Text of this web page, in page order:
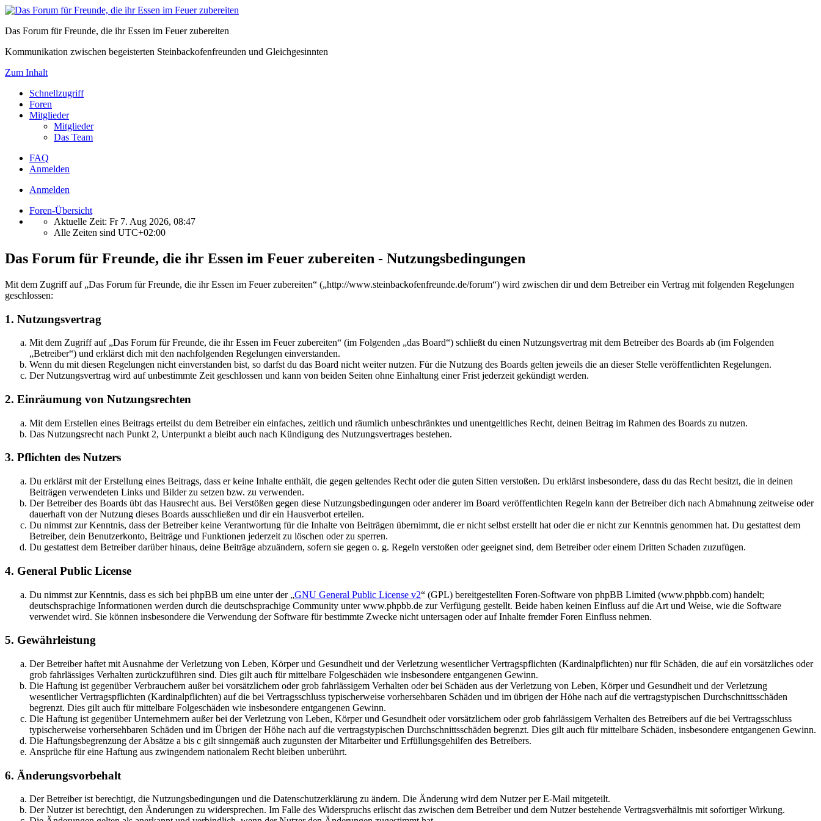
Das Forum für Freunde, die ihr Essen im Feuer zubereiten
Kommunikation zwischen begeisterten Steinbackofenfreunden und Gleichgesinnten
Zum Inhalt
Schnellzugriff
Foren
Mitglieder
Mitglieder
Das Team
FAQ
Anmelden
Anmelden
Foren-Übersicht
Aktuelle Zeit: Fr 7. Aug 2026, 08:47
Alle Zeiten sind UTC+02:00
Das Forum für Freunde, die ihr Essen im Feuer zubereiten - Nutzungsbedingungen
Mit dem Zugriff auf „Das Forum für Freunde, die ihr Essen im Feuer zubereiten“ („http://www.steinbackofenfreunde.de/forum“) wird zwischen dir und dem Betreiber ein Vertrag mit folgenden Regelungen
geschlossen:
1. Nutzungsvertrag
Mit dem Zugriff auf „Das Forum für Freunde, die ihr Essen im Feuer zubereiten“ (im Folgenden „das Board“) schließt du einen Nutzungsvertrag mit dem Betreiber des Boards ab (im Folgenden
„Betreiber“) und erklärst dich mit den nachfolgenden Regelungen einverstanden.
Wenn du mit diesen Regelungen nicht einverstanden bist, so darfst du das Board nicht weiter nutzen. Für die Nutzung des Boards gelten jeweils die an dieser Stelle veröffentlichten Regelungen.
Der Nutzungsvertrag wird auf unbestimmte Zeit geschlossen und kann von beiden Seiten ohne Einhaltung einer Frist jederzeit gekündigt werden.
2. Einräumung von Nutzungsrechten
Mit dem Erstellen eines Beitrags erteilst du dem Betreiber ein einfaches, zeitlich und räumlich unbeschränktes und unentgeltliches Recht, deinen Beitrag im Rahmen des Boards zu nutzen.
Das Nutzungsrecht nach Punkt 2, Unterpunkt a bleibt auch nach Kündigung des Nutzungsvertrages bestehen.
3. Pflichten des Nutzers
Du erklärst mit der Erstellung eines Beitrags, dass er keine Inhalte enthält, die gegen geltendes Recht oder die guten Sitten verstoßen. Du erklärst insbesondere, dass du das Recht besitzt, die in deinen
Beiträgen verwendeten Links und Bilder zu setzen bzw. zu verwenden.
Der Betreiber des Boards übt das Hausrecht aus. Bei Verstößen gegen diese Nutzungsbedingungen oder anderer im Board veröffentlichten Regeln kann der Betreiber dich nach Abmahnung zeitweise oder
dauerhaft von der Nutzung dieses Boards ausschließen und dir ein Hausverbot erteilen.
Du nimmst zur Kenntnis, dass der Betreiber keine Verantwortung für die Inhalte von Beiträgen übernimmt, die er nicht selbst erstellt hat oder die er nicht zur Kenntnis genommen hat. Du gestattest dem
Betreiber, dein Benutzerkonto, Beiträge und Funktionen jederzeit zu löschen oder zu sperren.
Du gestattest dem Betreiber darüber hinaus, deine Beiträge abzuändern, sofern sie gegen o. g. Regeln verstoßen oder geeignet sind, dem Betreiber oder einem Dritten Schaden zuzufügen.
4. General Public License
Du nimmst zur Kenntnis, dass es sich bei phpBB um eine unter der „GNU General Public License v2“ (GPL) bereitgestellten Foren-Software von phpBB Limited (www.phpbb.com) handelt;
deutschsprachige Informationen werden durch die deutschsprachige Community unter www.phpbb.de zur Verfügung gestellt. Beide haben keinen Einfluss auf die Art und Weise, wie die Software
verwendet wird. Sie können insbesondere die Verwendung der Software für bestimmte Zwecke nicht untersagen oder auf Inhalte fremder Foren Einfluss nehmen.
5. Gewährleistung
Der Betreiber haftet mit Ausnahme der Verletzung von Leben, Körper und Gesundheit und der Verletzung wesentlicher Vertragspflichten (Kardinalpflichten) nur für Schäden, die auf ein vorsätzliches oder
grob fahrlässiges Verhalten zurückzuführen sind. Dies gilt auch für mittelbare Folgeschäden wie insbesondere entgangenen Gewinn.
Die Haftung ist gegenüber Verbrauchern außer bei vorsätzlichem oder grob fahrlässigem Verhalten oder bei Schäden aus der Verletzung von Leben, Körper und Gesundheit und der Verletzung
wesentlicher Vertragspflichten (Kardinalpflichten) auf die bei Vertragsschluss typischerweise vorhersehbaren Schäden und im übrigen der Höhe nach auf die vertragstypischen Durchschnittsschäden
begrenzt. Dies gilt auch für mittelbare Folgeschäden wie insbesondere entgangenen Gewinn.
Die Haftung ist gegenüber Unternehmern außer bei der Verletzung von Leben, Körper und Gesundheit oder vorsätzlichem oder grob fahrlässigem Verhalten des Betreibers auf die bei Vertragsschluss
typischerweise vorhersehbaren Schäden und im Übrigen der Höhe nach auf die vertragstypischen Durchschnittsschäden begrenzt. Dies gilt auch für mittelbare Schäden, insbesondere entgangenen Gewinn.
Die Haftungsbegrenzung der Absätze a bis c gilt sinngemäß auch zugunsten der Mitarbeiter und Erfüllungsgehilfen des Betreibers.
Ansprüche für eine Haftung aus zwingendem nationalem Recht bleiben unberührt.
6. Änderungsvorbehalt
Der Betreiber ist berechtigt, die Nutzungsbedingungen und die Datenschutzerklärung zu ändern. Die Änderung wird dem Nutzer per E-Mail mitgeteilt.
Der Nutzer ist berechtigt, den Änderungen zu widersprechen. Im Falle des Widerspruchs erlischt das zwischen dem Betreiber und dem Nutzer bestehende Vertragsverhältnis mit sofortiger Wirkung.